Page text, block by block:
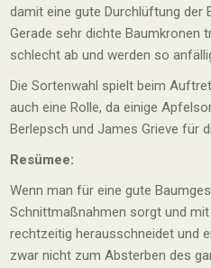
damit eine gute Durchlüftung der
Gerade sehr dichte Baumkronen
schlecht ab und werden so
Die Sortenwahl spielt beim
auch eine Rolle, da einige
Berlepsch und James Grieve für
Resümee:
Wenn man für eine gute
Schnittmaßnahmen sorgt und
rechtzeitig herausschneidet und
zwar nicht zum Absterben des